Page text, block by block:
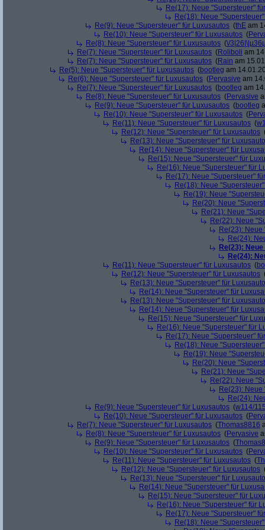
Re(17): Neue "Supersteuer"
Re(18): Neue
Re(9): Neue "Supersteuer" für Luxusautos (thE am
Re(10): Neue "Supersteuer" für Luxusautos (
Re(8): Neue "Supersteuer" für Luxusautos (\/
Re(7): Neue "Supersteuer" für Luxusautos (Roliboli am
Re(7): Neue "Supersteuer" für Luxusautos (Rain am
Re(5): Neue "Supersteuer" für Luxusautos (bootleg am
Re(6): Neue "Supersteuer" für Luxusautos (Pervasive am
Re(7): Neue "Supersteuer" für Luxusautos (bootleg am
Re(8): Neue "Supersteuer" für Luxusautos (Pervasive
Re(9): Neue "Supersteuer" für Luxusautos (bootleg
Re(10): Neue "Supersteuer" für Luxusautos (
Re(11): Neue "Supersteuer" für Luxusautos (
Re(12): Neue "Supersteuer" für Luxusautos
Re(13): Neue "Supersteuer" für
Re(14): Neue "Supersteuer" für
Re(15): Neue "Supersteuer" für
Re(16): Neue "Supersteuer" für
Re(17): Neue "Supersteuer"
Re(18): Neue
Re(19): Neue
Re(20): Neue
Re(21): Neue
Re(22): Neue
Re(23):
Re(24):
Re(23):
Re(24):
Re(11): Neue "Supersteuer" für Luxusautos (
Re(12): Neue "Supersteuer" für Luxusautos
Re(13): Neue "Supersteuer" für
Re(14): Neue "Supersteuer" für
Re(13): Neue "Supersteuer" für
Re(14): Neue "Supersteuer" für
Re(15): Neue "Supersteuer" für
Re(16): Neue "Supersteuer" für
Re(17): Neue "Supersteuer"
Re(18): Neue
Re(19): Neue
Re(20): Neue
Re(21): Neue
Re(22): Neue
Re(23):
Re(24):
Re(9): Neue "Supersteuer" für Luxusautos (w114/
Re(10): Neue "Supersteuer" für Luxusautos (
Re(7): Neue "Supersteuer" für Luxusautos (Thomas8816
Re(8): Neue "Supersteuer" für Luxusautos (Pervasive
Re(9): Neue "Supersteuer" für Luxusautos (
Re(10): Neue "Supersteuer" für Luxusautos (
Re(11): Neue "Supersteuer" für Luxusautos (
Re(12): Neue "Supersteuer" für Luxusautos
Re(13): Neue "Supersteuer" für
Re(14): Neue "Supersteuer" für
Re(15): Neue "Supersteuer" für
Re(16): Neue "Supersteuer" für
Re(17): Neue "Supersteuer"
Re(18): Neue